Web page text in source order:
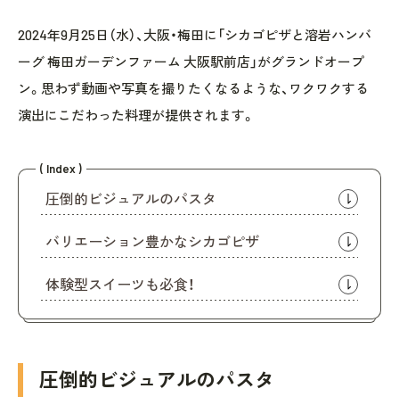
2024年9月25日（水）、大阪・梅田に「シカゴピザと溶岩ハンバ
ーグ 梅田ガーデンファーム 大阪駅前店」がグランドオープ
ン。思わず動画や写真を撮りたくなるような、ワクワクする
演出にこだわった料理が提供されます。
( Index )
圧倒的ビジュアルのパスタ
バリエーション豊かなシカゴピザ
体験型スイーツも必食！
圧倒的ビジュアルのパスタ